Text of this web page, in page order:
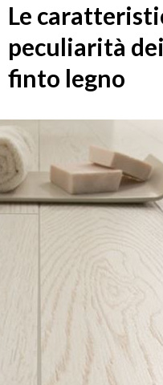
Le
peculiarità
finto legno